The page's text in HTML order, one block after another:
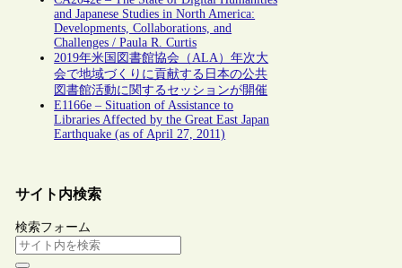
and Japanese Studies in North America:
Developments, Collaborations, and
Challenges / Paula R. Curtis
2019年米国図書館協会（ALA）年次大
会で地域づくりに貢献する日本の公共
図書館活動に関するセッションが開催
E1166e – Situation of Assistance to
Libraries Affected by the Great East Japan
Earthquake (as of April 27, 2011)
サイト内検索
検索フォーム